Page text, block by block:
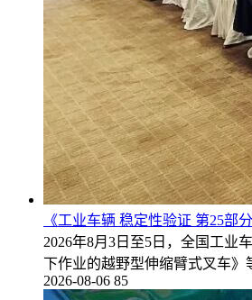
《工业车辆 稳定性验证 第25
2026年8月3日至5日，全国工业
下作业的越野型伸缩臂式叉车》
2026-08-06 85